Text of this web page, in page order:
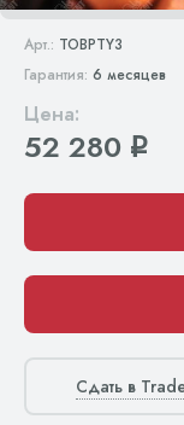
Арт.: TOBPTY3
Гарантия: 6 месяцев
Цена:
52 280 q
Сдать в